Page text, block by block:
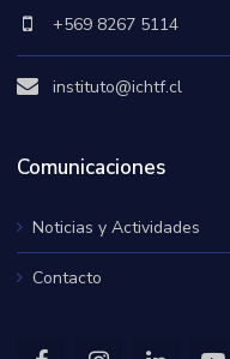
+569 8267 5114
instituto@ichtf.cl
Comunicaciones
Noticias y Actividades
Contacto